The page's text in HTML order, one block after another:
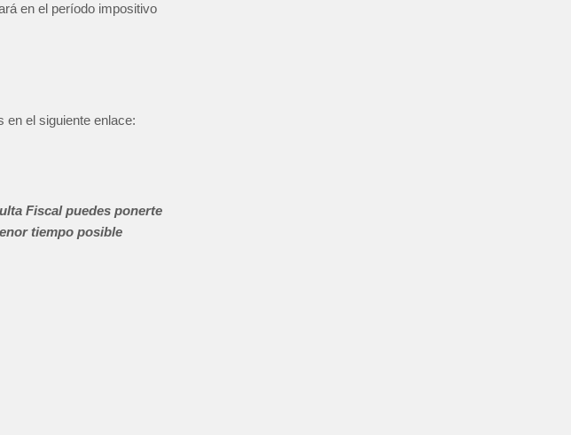
en el período impositivo
en el siguiente enlace:
Fiscal puedes ponerte
tiempo posible